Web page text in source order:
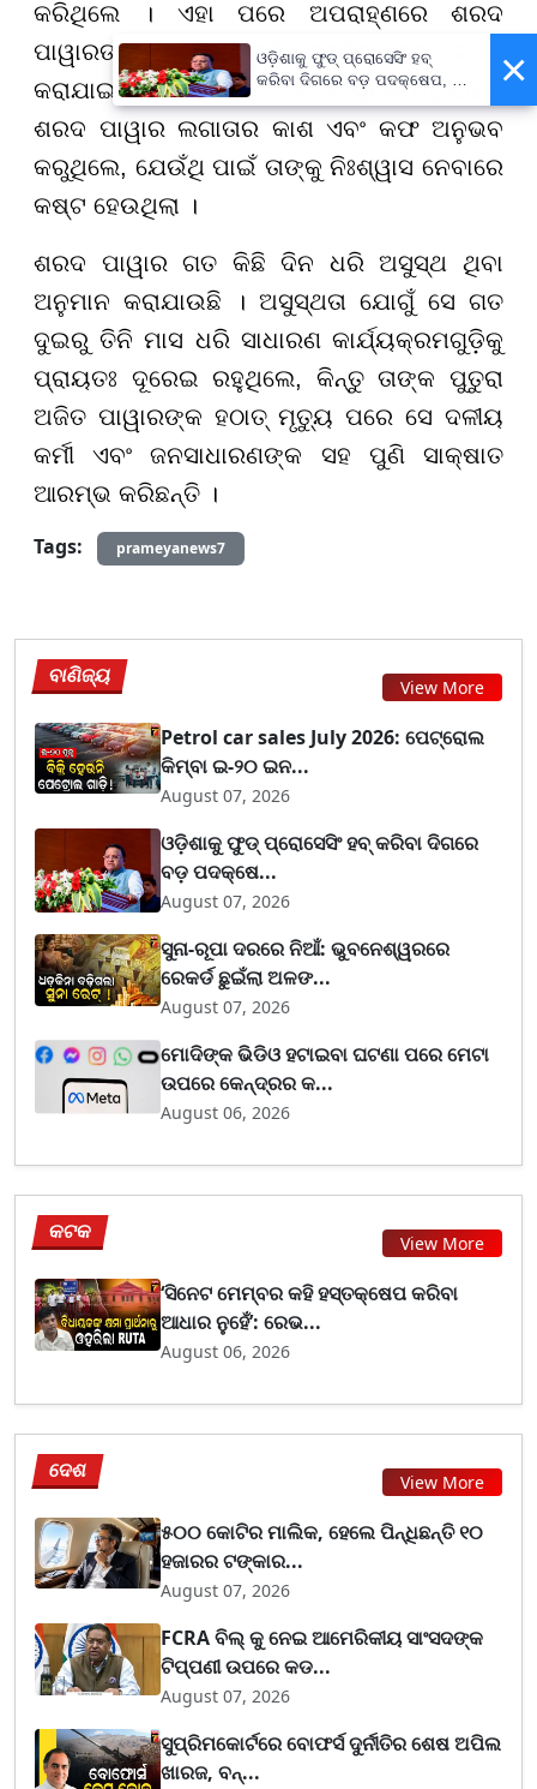
କରିଥିଲେ । ଏହା ପରେ ଅପରାହ୍ଣରେ ଶରଦ
ପାୱାରଙ୍କୁ ପୁଣେର ରୁବି ହସ୍ପିଟାଲରେ ଭର୍ତ୍ତି
କରାଯାଇଛି । ପରିବାରର ନିକଟତମ ସୂତ୍ର ଅନୁଯାୟୀ,
ଶରଦ ପାୱାର ଲଗାତାର କାଶ ଏବଂ କଫ ଅନୁଭବ
କରୁଥିଲେ, ଯେଉଁଥି ପାଇଁ ତାଙ୍କୁ ନିଃଶ୍ୱାସ ନେବାରେ
କଷ୍ଟ ହେଉଥିଲା ।
ଶରଦ ପାୱାର ଗତ କିଛି ଦିନ ଧରି ଅସୁସ୍ଥ ଥିବା
ଅନୁମାନ କରାଯାଉଛି । ଅସୁସ୍ଥତା ଯୋଗୁଁ ସେ ଗତ
ଦୁଇରୁ ତିନି ମାସ ଧରି ସାଧାରଣ କାର୍ଯ୍ୟକ୍ରମଗୁଡ଼ିକୁ
ପ୍ରାୟତଃ ଦୂରେଇ ରହୁଥିଲେ, କିନ୍ତୁ ତାଙ୍କ ପୁତୁରା
ଅଜିତ ପାୱାରଙ୍କ ହଠାତ୍ ମୃତ୍ୟୁ ପରେ ସେ ଦଳୀୟ
କର୍ମୀ ଏବଂ ଜନସାଧାରଣଙ୍କ ସହ ପୁଣି ସାକ୍ଷାତ
ଆରମ୍ଭ କରିଛନ୍ତି ।
Tags:
prameyanews7
ବାଣିଜ୍ୟ View More
Petrol car sales July 2026: ପେଟ୍ରୋଲ
କିମ୍ବା ଇ-୨୦ ଇନ...
August 07, 2026
ଓଡ଼ିଶାକୁ ଫୁଡ୍ ପ୍ରୋସେସିଂ ହବ୍ କରିବା ଦିଗରେ
ବଡ଼ ପଦକ୍ଷେ...
August 07, 2026
ସୁନା-ରୂପା ଦରରେ ନିଆଁ: ଭୁବନେଶ୍ୱରରେ
ରେକର୍ଡ ଛୁଇଁଲା ଅଳଙ...
August 07, 2026
ମୋଦିଙ୍କ ଭିଡିଓ ହଟାଇବା ଘଟଣା ପରେ ମେଟା
ଉପରେ କେନ୍ଦ୍ରର କ...
August 06, 2026
କଟକ View More
‘ସିନେଟ ମେମ୍ବର କହି ହସ୍ତକ୍ଷେପ କରିବା
ଆଧାର ନୁହେଁ’: ରେଭ...
August 06, 2026
ଦେଶ View More
୫୦୦ କୋଟିର ମାଲିକ, ହେଲେ ପିନ୍ଧିଛନ୍ତି ୧୦
ହଜାରର ଟଙ୍କାର...
August 07, 2026
FCRA ବିଲ୍ କୁ ନେଇ ଆମେରିକୀୟ ସାଂସଦଙ୍କ
ଟିପ୍ପଣୀ ଉପରେ କଡ...
August 07, 2026
ସୁପ୍ରିମକୋର୍ଟରେ ବୋଫର୍ସ ଦୁର୍ନୀତିର ଶେଷ ଅପିଲ
ଖାରଜ, ବନ୍...
×
ଓଡ଼ିଶାକୁ ଫୁଡ୍ ପ୍ରୋସେସିଂ ହବ୍
କରିବା ଦିଗରେ ବଡ଼ ପଦକ୍ଷେପ, ୪୨
ହଜାରରୁ ଅଧିକ ନିଯୁକ୍ତି ସୁଯୋଗ